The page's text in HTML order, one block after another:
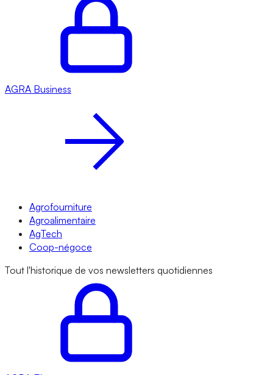
AGRA Business
Agrofourniture
Agroalimentaire
AgTech
Coop-négoce
Tout l'historique de vos newsletters quotidiennes